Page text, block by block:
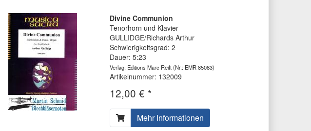
Divine Communion
Tenorhorn und Klavier
GULLIDGE/Richards Arthur
Schwierigkeitsgrad: 2
Dauer: 5:23
Verlag: Editions Marc Reift(Nr.: EMR 85083)
Artikelnummer: 132009
12,00 € *
Mehr Informationen